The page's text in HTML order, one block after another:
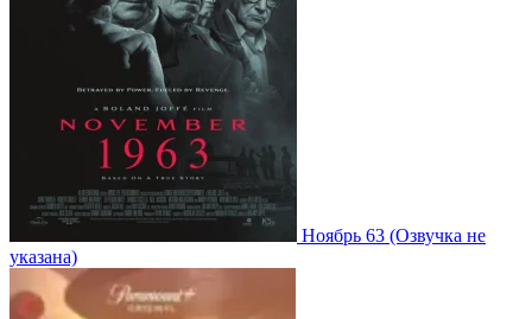
Ноябрь 63 (Озвучка не
указана)